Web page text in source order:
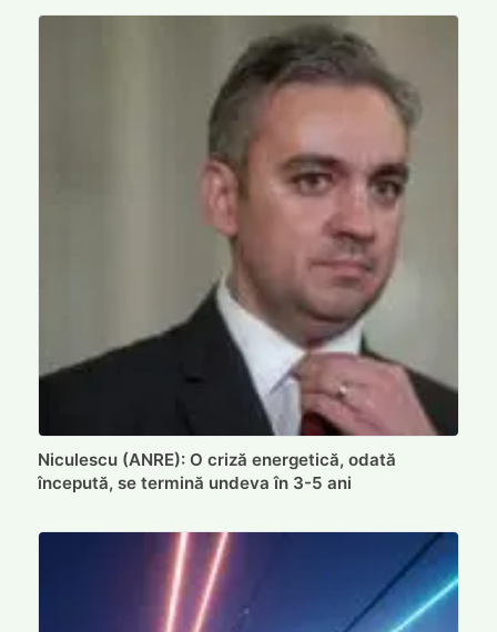
Niculescu (ANRE): O criză energetică, odată
începută, se termină undeva în 3-5 ani